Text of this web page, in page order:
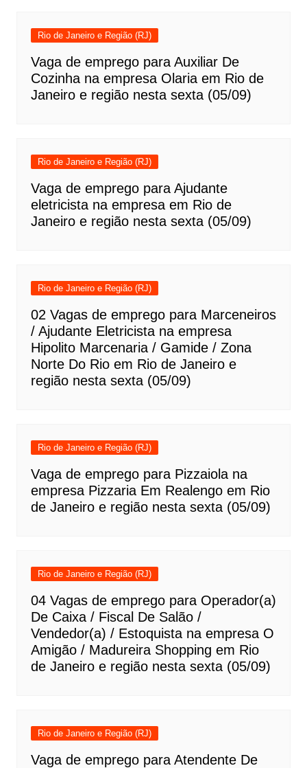
Rio de Janeiro e Região (RJ)
Vaga de emprego para Auxiliar De
Cozinha na empresa Olaria em Rio de
Janeiro e região nesta sexta (05/09)
Rio de Janeiro e Região (RJ)
Vaga de emprego para Ajudante
eletricista na empresa em Rio de
Janeiro e região nesta sexta (05/09)
Rio de Janeiro e Região (RJ)
02 Vagas de emprego para Marceneiros
/ Ajudante Eletricista na empresa
Hipolito Marcenaria / Gamide / Zona
Norte Do Rio em Rio de Janeiro e
região nesta sexta (05/09)
Rio de Janeiro e Região (RJ)
Vaga de emprego para Pizzaiola na
empresa Pizzaria Em Realengo em Rio
de Janeiro e região nesta sexta (05/09)
Rio de Janeiro e Região (RJ)
04 Vagas de emprego para Operador(a)
De Caixa / Fiscal De Salão /
Vendedor(a) / Estoquista na empresa O
Amigão / Madureira Shopping em Rio
de Janeiro e região nesta sexta (05/09)
Rio de Janeiro e Região (RJ)
Vaga de emprego para Atendente De